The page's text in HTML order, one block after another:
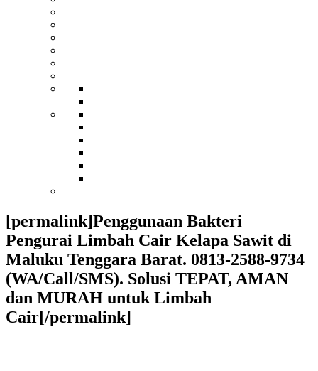
[permalink]Penggunaan Bakteri
Pengurai Limbah Cair Kelapa Sawit di
Maluku Tenggara Barat. 0813-2588-9734
(WA/Call/SMS). Solusi TEPAT, AMAN
dan MURAH untuk Limbah
Cair[/permalink]